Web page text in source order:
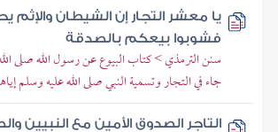
يا معشر التجار إن الشيطان والإثم
فشوبوا بيعكم بالصدقة
سنن الترمذي > كتاب البيوع عن رسول الله صلى
جاء في التجار وتسمية النبي صلى الله عليه وسلم
التاجر الصدوق الأمين مع النبيين